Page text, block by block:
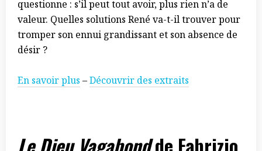
questionne : s’il peut tout avoir, plus rien n’a de
valeur. Quelles solutions René va-t-il trouver pour
tromper son ennui grandissant et son absence de
désir ?
En savoir plus –Découvrir des extraits